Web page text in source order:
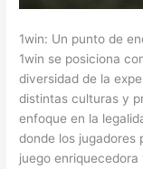
1win: Un punto de
1win se posiciona
diversidad de la
distintas culturas y
enfoque en la
donde los jugadores
juego